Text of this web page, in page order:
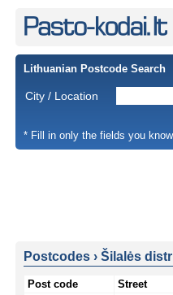
Lithuanian Postcode Search
City / Location
* Fill in only the fields you know
Postcodes › Šilalės
Post code Street